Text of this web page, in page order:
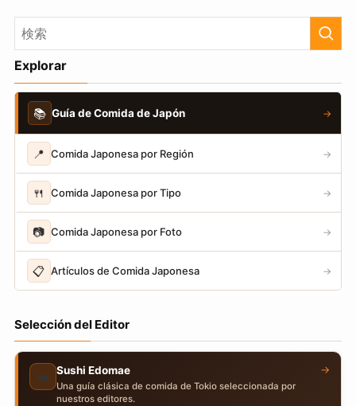
Explorar
📚 Guía de Comida de Japón →
📍 Comida Japonesa por Región →
🍴 Comida Japonesa por Tipo →
📷 Comida Japonesa por Foto →
📋 Artículos de Comida Japonesa →
Selección del Editor
🍣 Sushi Edomae
Una guía clásica de comida de Tokio seleccionada por
nuestros editores.
→